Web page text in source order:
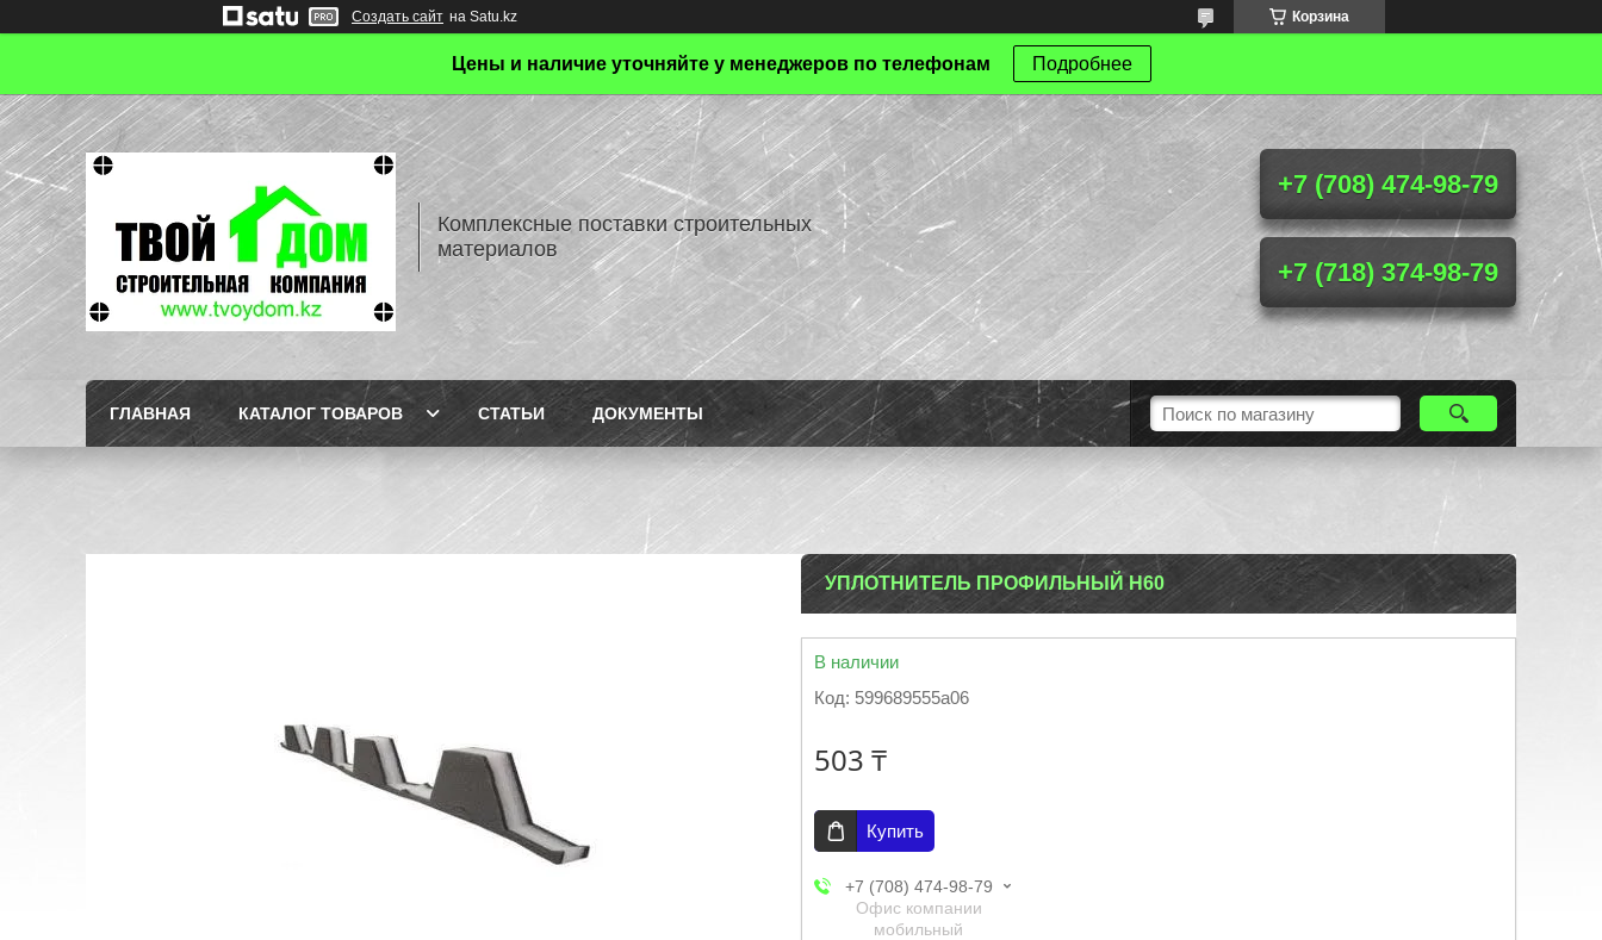
Создать сайт на Satu.kz Корзина
Цены и наличие уточняйте у менеджеров по телефонам Подробнее
Комплексные поставки строительных
материалов
+7 (708) 474-98-79
+7 (718) 374-98-79
ГЛАВНАЯ КАТАЛОГ ТОВАРОВ СТАТЬИ ДОКУМЕНТЫ
УПЛОТНИТЕЛЬ ПРОФИЛЬНЫЙ Н60
В наличии
Код: 599689555a06
503 ₸
Купить
+7 (708) 474-98-79
Офис компании
мобильный